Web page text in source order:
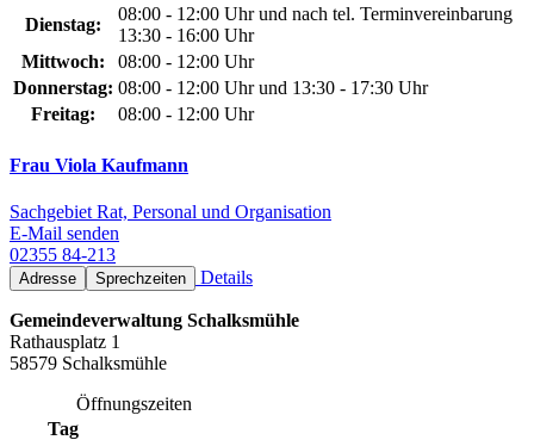
Dienstag:
08:00 - 12:00 Uhr und nach tel. Terminvereinbarung
13:30 - 16:00 Uhr
Mittwoch:
08:00 - 12:00 Uhr
Donnerstag: 08:00 - 12:00 Uhr und 13:30 - 17:30 Uhr
Freitag:
08:00 - 12:00 Uhr
Frau Viola Kaufmann
Sachgebiet Rat, Personal und Organisation
E-Mail senden
02355 84-213
Adresse Sprechzeiten Details
Gemeindeverwaltung Schalksmühle
Rathausplatz 1
58579 Schalksmühle
Öffnungszeiten
Tag